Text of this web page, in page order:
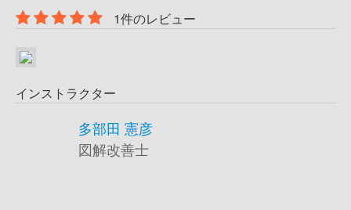
1件のレビュー
インストラクター
多部田 憲彦
図解改善士